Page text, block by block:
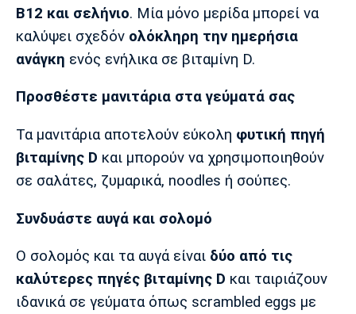
Β12 και σελήνιο. Μία μόνο μερίδα μπορεί να
καλύψει σχεδόν ολόκληρη την ημερήσια
ανάγκη ενός ενήλικα σε βιταμίνη D.
Προσθέστε μανιτάρια στα γεύματά σας
Τα μανιτάρια αποτελούν εύκολη φυτική πηγή
βιταμίνης D και μπορούν να χρησιμοποιηθούν
σε σαλάτες, ζυμαρικά, noodles ή σούπες.
Συνδυάστε αυγά και σολομό
Ο σολομός και τα αυγά είναι δύο από τις
καλύτερες πηγές βιταμίνης D και ταιριάζουν
ιδανικά σε γεύματα όπως scrambled eggs με